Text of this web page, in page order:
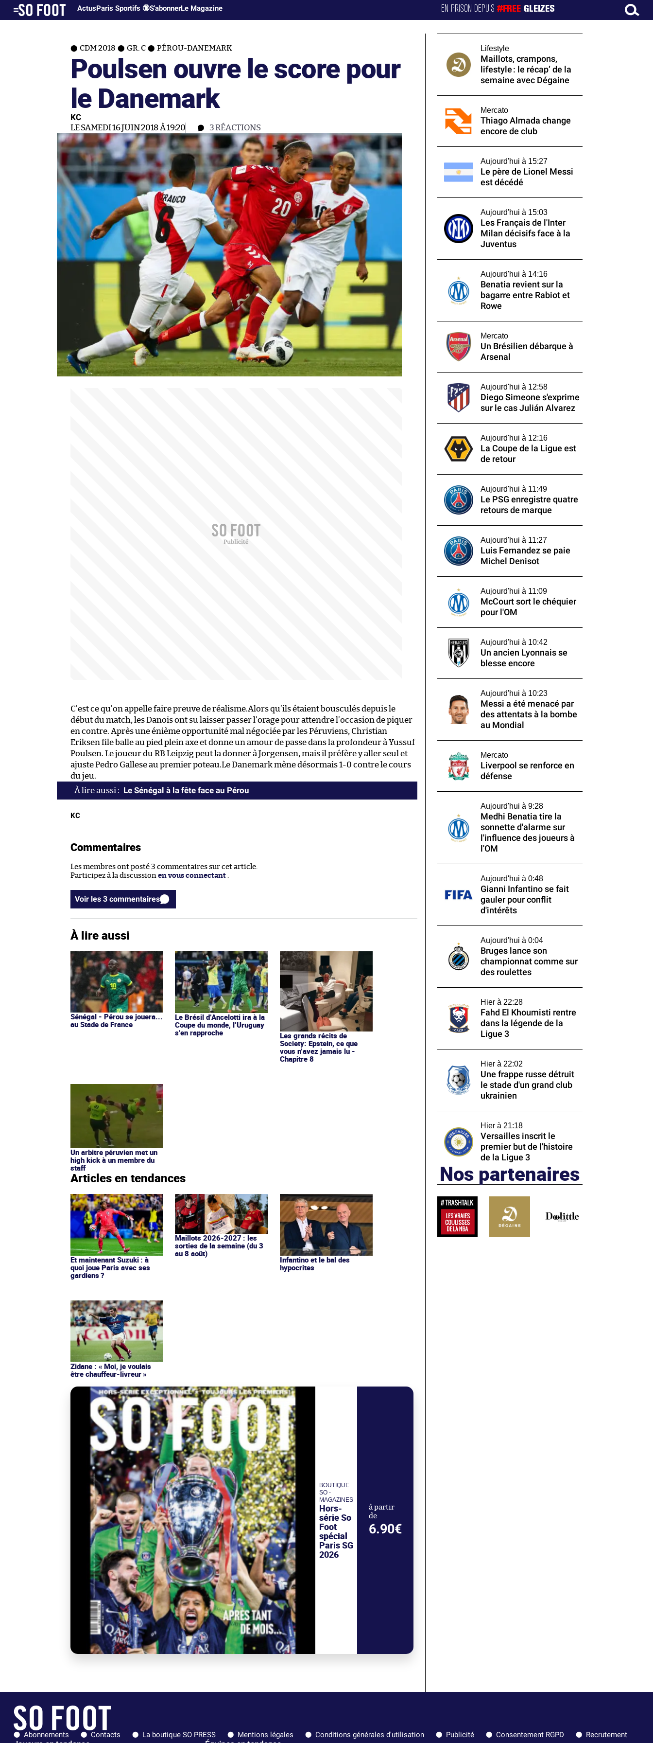
ActusParis Sportifs 🔞S'abonnerLe Magazine EN PRISON DEPUIS#FREE GLEIZES
CDM 2018 GR. C PÉROU-DANEMARK
Poulsen ouvre le score pour
le Danemark
KC
LE SAMEDI 16 JUIN 2018 À 19:20 3RÉACTIONS
C’est ce qu’on appelle faire preuve de réalisme.Alors qu’ils étaient bousculés depuis le
début du match, les Danois ont su laisser passer l’orage pour attendre l’occasion de piquer
en contre. Après une énième opportunité mal négociée par les Péruviens, Christian
Eriksen file balle au pied plein axe et donne un amour de passe dans la profondeur à Yussuf
Poulsen. Le joueur du RB Leipzig peut la donner à Jorgensen, mais il préfère y aller seul et
ajuste Pedro Gallese au premier poteau.Le Danemark mène désormais 1-0 contre le cours
du jeu.
Le Sénégal à la fête face au Pérou
KC
Commentaires
Les membres ont posté 3 commentaires sur cet article.
Participez à la discussion en vous connectant
Voir les 3 commentaires
À lire aussi
Sénégal - Pérou se jouera...
au Stade de France
Le Brésil d’Ancelotti ira à la
Coupe du monde, l’Uruguay
s’en rapproche
Les grands récits de
Society: Epstein, ce que
vous n’avez jamais lu -
Chapitre 8
Un arbitre péruvien met un
high kick à un membre du
staff
Articles en tendances
Et maintenant Suzuki : à
quoi joue Paris avec ses
gardiens ?
Maillots 2026-2027 : les
sorties de la semaine (du 3
au 8 août)
Infantino et le bal des
hypocrites
Zidane : « Moi, je voulais
être chauffeur-livreur »
BOUTIQUE
SO -
MAGAZINES
Hors-
série So
Foot
spécial
Paris SG
2026
à partir
de
6.90€
Lifestyle
Maillots, crampons,
lifestyle : le récap’ de la
semaine avec Dégaine
Mercato
Thiago Almada change
encore de club
Aujourd'hui à 15:27
Le père de Lionel Messi
est décédé
Aujourd'hui à 15:03
Les Français de l'Inter
Milan décisifs face à la
Juventus
Aujourd'hui à 14:16
Benatia revient sur la
bagarre entre Rabiot et
Rowe
Mercato
Un Brésilien débarque à
Arsenal
Aujourd'hui à 12:58
Diego Simeone s'exprime
sur le cas Julián Alvarez
Aujourd'hui à 12:16
La Coupe de la Ligue est
de retour
Aujourd'hui à 11:49
Le PSG enregistre quatre
retours de marque
Aujourd'hui à 11:27
Luis Fernandez se paie
Michel Denisot
Aujourd'hui à 11:09
McCourt sort le chéquier
pour l'OM
Aujourd'hui à 10:42
Un ancien Lyonnais se
blesse encore
Aujourd'hui à 10:23
Messi a été menacé par
des attentats à la bombe
au Mondial
Mercato
Liverpool se renforce en
défense
Aujourd'hui à 9:28
Medhi Benatia tire la
sonnette d'alarme sur
l'influence des joueurs à
l'OM
Aujourd'hui à 0:48
Gianni Infantino se fait
gauler pour conflit
d'intérêts
Aujourd'hui à 0:04
Bruges lance son
championnat comme sur
des roulettes
Hier à 22:28
Fahd El Khoumisti rentre
dans la légende de la
Ligue 3
Hier à 22:02
Une frappe russe détruit
le stade d'un grand club
ukrainien
Hier à 21:18
Versailles inscrit le
premier but de l'histoire
de la Ligue 3
Nos partenaires
Abonnements Contacts La boutique SO PRESS Mentions légales Conditions générales d'utilisation Publicité Consentement RGPD Recrutement